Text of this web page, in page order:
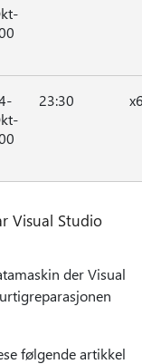
23:30
Visual Studio
der Visual
følgende artikkel